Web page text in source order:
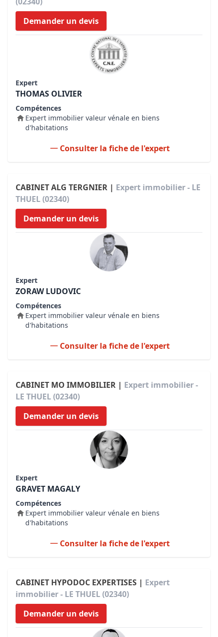
Demander un devis
Expert
THOMAS OLIVIER
Compétences
Expert immobilier valeur vénale en biens
d'habitations
Consulter la fiche de l'expert
CABINET ALG TERGNIER | Expert immobilier - LE
THUEL (02340)
Demander un devis
Expert
ZORAW LUDOVIC
Compétences
Expert immobilier valeur vénale en biens
d'habitations
Consulter la fiche de l'expert
CABINET MO IMMOBILIER | Expert immobilier -
LE THUEL (02340)
Demander un devis
Expert
GRAVET MAGALY
Compétences
Expert immobilier valeur vénale en biens
d'habitations
Consulter la fiche de l'expert
CABINET HYPODOC EXPERTISES | Expert
immobilier - LE THUEL (02340)
Demander un devis